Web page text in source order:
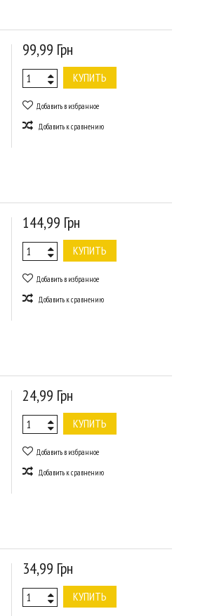
99,99 Грн
КУПИТЬ
Добавить в избранное
Добавить к сравнению
144,99 Грн
КУПИТЬ
Добавить в избранное
Добавить к сравнению
24,99 Грн
КУПИТЬ
Добавить в избранное
Добавить к сравнению
34,99 Грн
КУПИТЬ